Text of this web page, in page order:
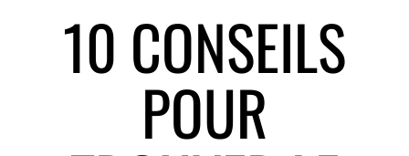
10 CONSEILS
POUR